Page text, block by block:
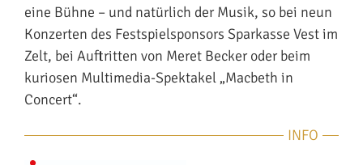
eine Bühne – und natürlich der Musik, so bei neun
Konzerten des Festspielsponsors Sparkasse Vest im
Zelt, bei Auftritten von Meret Becker oder beim
kuriosen Multimedia-Spektakel „Macbeth in
Concert“.
INFO